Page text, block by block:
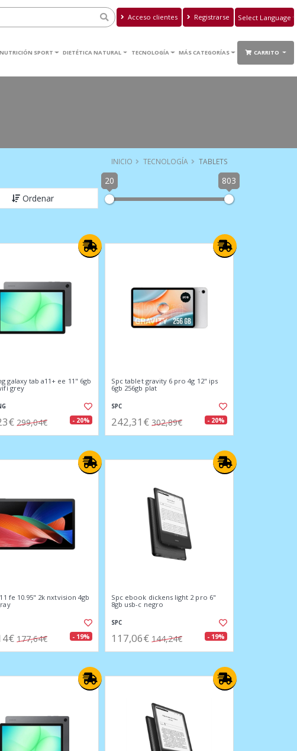
Acceso clientes Registrarse
Translate
NUTRICIÓN SPORT DIETÉTICA NATURAL TECNOLOGÍA MÁS CATEGORÍAS CARRITO
INICIO TECNOLOGÍA TABLETS
Ordenar
20 803
galaxy tab a11+ ee 11" 6gb
grey
299,04€ - 20%
Spc tablet gravity 6 pro 4g 12" ips
6gb 256gb plat
SPC
242,31€ 302,89€ - 20%
fe 10.95" 2k nxtvision 4gb
177,64€ - 19%
Spc ebook dickens light 2 pro 6"
8gb usb-c negro
SPC
117,06€ 144,24€ - 19%